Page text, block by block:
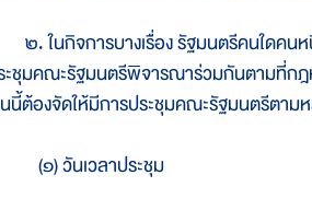
๒. ในกิจการบางเรื่อง รัฐมนตรีคนใดคนห
ะชุมคณะรัฐมนตรีพิจารณาร่วมกันตามที่กฎ
นนี้ต้องจัดให้มีการประชุมคณะรัฐมนตรีตา
(๑) วันเวลาประชุม